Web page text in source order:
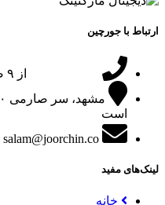
ارتباط با جورچین
از ۹ صبح هستیم و پیغام‌گیر چک می‌شود
مشهد، سر صارمی ۶۰ پلاک ۲۹
است
salam@joorchin.co
لینک‌های مفید
خانه